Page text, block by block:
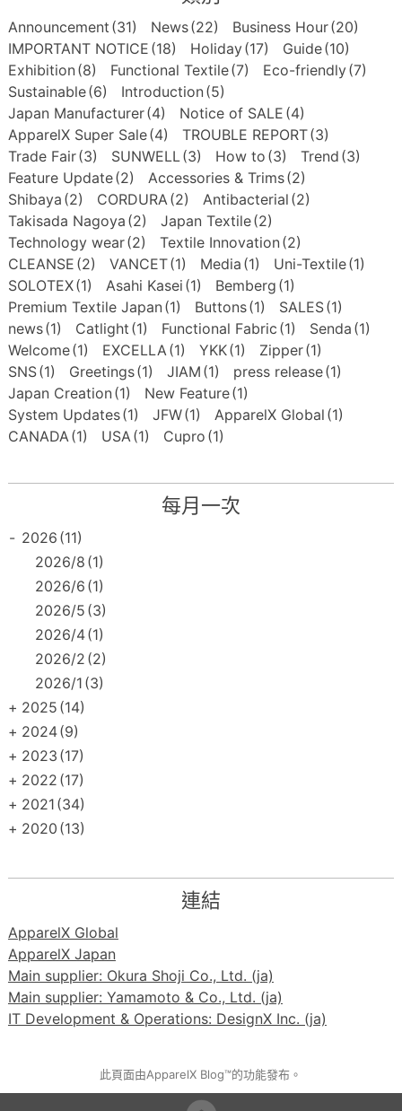
Announcement (31) News(22) Business Hour(20)
IMPORTANT NOTICE (18) Holiday(17) Guide(10)
Exhibition (8) Functional Textile(7) Eco-friendly(7)
Sustainable(6) Introduction (5)
Japan Manufacturer(4) Notice of SALE (4)
ApparelX Super Sale(4) TROUBLE REPORT(3)
Trade Fair(3) SUNWELL (3) How to (3) Trend (3)
Feature Update(2) Accessories & Trims(2)
Shibaya (2) CORDURA (2) Antibacterial (2)
Takisada Nagoya (2) Japan Textile(2)
Technology wear(2) Textile Innovation (2)
CLEANSE (2) VANCET(1) Media (1) Uni-Textile(1)
SOLOTEX(1) Asahi Kasei (1) Bemberg (1)
Premium Textile Japan (1) Buttons(1) SALES(1)
news(1) Catlight (1) Functional Fabric (1) Senda (1)
Welcome(1) EXCELLA (1) YKK(1) Zipper(1)
SNS(1) Greetings(1) JIAM (1) press release(1)
Japan Creation (1) New Feature(1)
System Updates(1) JFW(1) ApparelX Global (1)
CANADA (1) USA (1) Cupro (1)
每月一次
- 2026 (11)
2026/8 (1)
2026/6 (1)
2026/5 (3)
2026/4(1)
2026/2 (2)
2026/1 (3)
+ 2025 (14)
+ 2024(9)
+ 2023 (17)
+ 2022 (17)
+ 2021 (34)
+ 2020 (13)
連結
ApparelX Global
ApparelX Japan
Main supplier: Okura Shoji Co., Ltd. (ja)
Main supplier: Yamamoto & Co., Ltd. (ja)
IT Development & Operations: DesignX Inc. (ja)
此頁面由ApparelX Blog™的功能發布。